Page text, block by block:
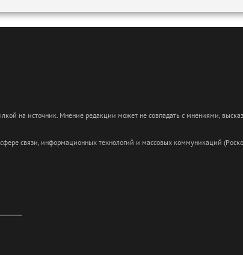
на источник. Мнение редакции может не совпадать с мнениями,
связи, информационных технологий и массовых коммуникаций